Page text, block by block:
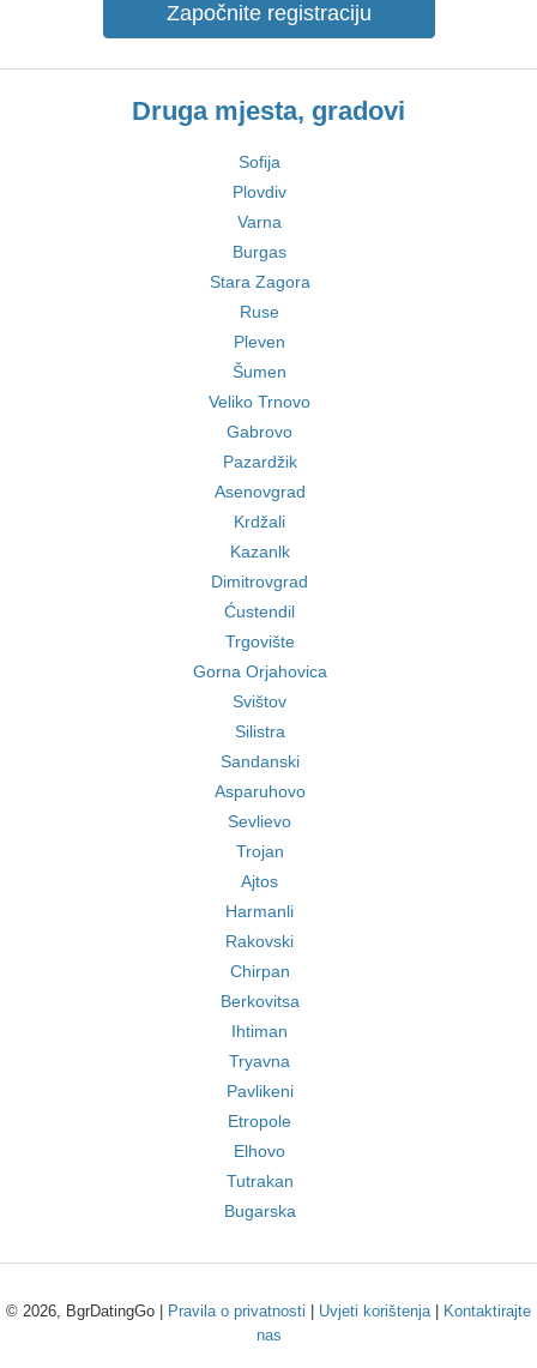
Započnite registraciju
Druga mjesta, gradovi
Sofija
Plovdiv
Varna
Burgas
Stara Zagora
Ruse
Pleven
Šumen
Veliko Trnovo
Gabrovo
Pazardžik
Asenovgrad
Krdžali
Kazanlk
Dimitrovgrad
Ćustendil
Trgovište
Gorna Orjahovica
Svištov
Silistra
Sandanski
Asparuhovo
Sevlievo
Trojan
Ajtos
Harmanli
Rakovski
Chirpan
Berkovitsa
Ihtiman
Tryavna
Pavlikeni
Etropole
Elhovo
Tutrakan
Bugarska
© 2026, BgrDatingGo | Pravila o privatnosti Uvjeti korištenja|
Kontaktirajte
nas